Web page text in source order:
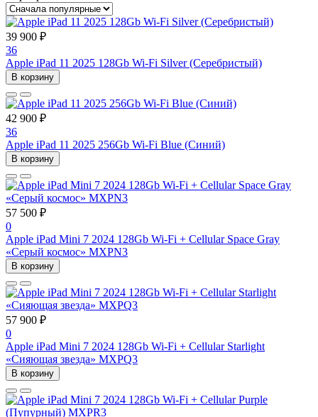
39 900 ₽
36
Apple iPad 11 2025 128Gb Wi-Fi Silver (Серебристый)
В корзину
42 900 ₽
36
Apple iPad 11 2025 256Gb Wi-Fi Blue (Синий)
В корзину
57 500 ₽
0
Apple iPad Mini 7 2024 128Gb Wi-Fi + Cellular Space Gray
«Серый космос» MXPN3
В корзину
57 900 ₽
0
Apple iPad Mini 7 2024 128Gb Wi-Fi + Cellular Starlight
«Сияющая звезда» MXPQ3
В корзину